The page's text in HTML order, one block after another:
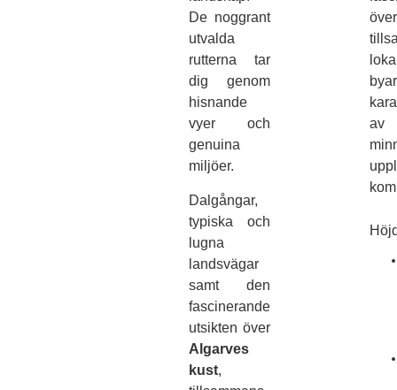
De noggrant
utvalda
rutterna tar
dig genom
hisnande
vyer och
genuina
miljöer.
Dalgångar,
typiska och
lugna
landsvägar
samt den
fascinerande
utsikten över
Algarves
kust,